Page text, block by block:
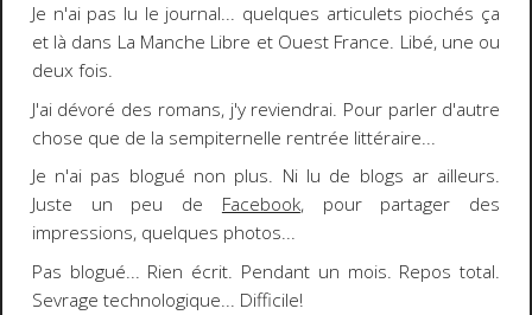
Je n'ai pas lu le journal... quelques articulets piochés ça
et là dans La Manche Libre et Ouest France. Libé, une ou
deux fois.
J'ai dévoré des romans, j'y reviendrai. Pour parler d'autre
chose que de la sempiternelle rentrée littéraire...
Je n'ai pas blogué non plus. Ni lu de blogs ar ailleurs.
Juste un peu de Facebook, pour partager des
impressions, quelques photos...
Pas blogué... Rien écrit. Pendant un mois. Repos total.
Sevrage technologique... Difficile!